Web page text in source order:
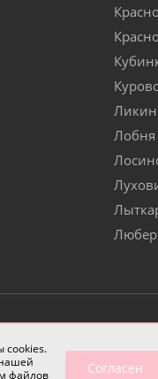
Лобня
331405822720 |
cookies.
файлов Согласен